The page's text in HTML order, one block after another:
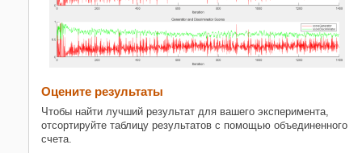
Оцените результаты
Чтобы найти лучший результат для вашего эксперимента,
отсортируйте таблицу результатов с помощью объединенного
счета.